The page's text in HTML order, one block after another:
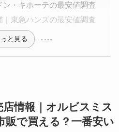
ン・キホーテの最安値調査
｜東急ハンズの最安値調査
と見る
情報｜オルビスミス
販で買える？一番安い